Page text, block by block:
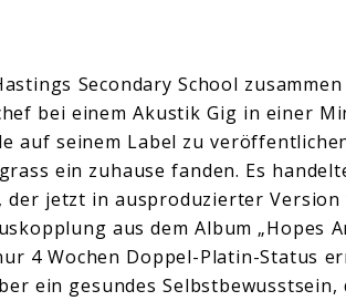
Secondary School
bei einem Akustik Gig in einer
auf seinem Label zu
ein zuhause fanden. Es
der jetzt in ausproduzierter Version
aus dem Album „Hopes
4 Wochen Doppel-Platin-Status
ein gesundes Selbstbewusstsein,